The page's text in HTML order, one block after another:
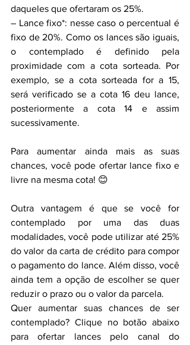
daqueles que ofertaram os 25%.
– Lance fixo*: nesse caso o percentual é
fixo de 20%. Como os lances são iguais,
o contemplado é definido pela
proximidade com a cota sorteada. Por
exemplo, se a cota sorteada for a 15,
será verificado se a cota 16 deu lance,
posteriormente a cota 14 e assim
sucessivamente.
Para aumentar ainda mais as suas
chances, você pode ofertar lance fixo e
livre na mesma cota! 😊
Outra vantagem é que se você for
contemplado por uma das duas
modalidades, você pode utilizar até 25%
do valor da carta de crédito para compor
o pagamento do lance. Além disso, você
ainda tem a opção de escolher se quer
reduzir o prazo ou o valor da parcela.
Quer aumentar suas chances de ser
contemplado? Clique no botão abaixo
para ofertar lances pelo canal do